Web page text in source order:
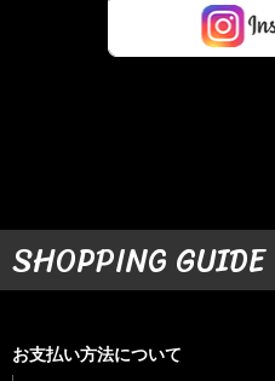
SHOPPING GUIDE
お支払い方法について